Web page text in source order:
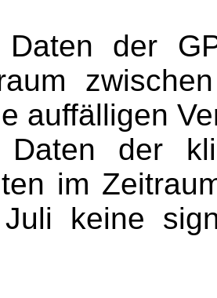
der
auffälligen
der
im
keine